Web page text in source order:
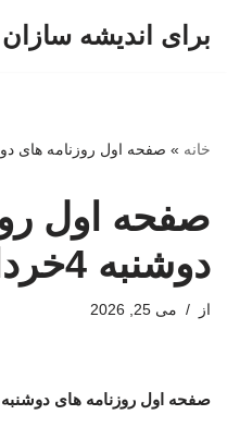
برای اندیشه سازان
خانه » صفحه اول روزنامه های دوشنبه
صفحه اول
دوشنبه 4خرداد 1405
از می 25, 2026
صفحه اول روزنامه های دوشنبه 4خرداد